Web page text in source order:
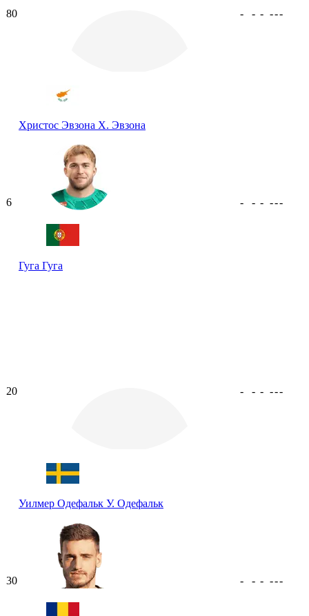
80
Христос Эвзона Х. Эвзона
- - - ---
6
Гуга Гуга
- - - ---
20
Уилмер Одефальк У. Одефальк
- - - ---
30 - - - ---